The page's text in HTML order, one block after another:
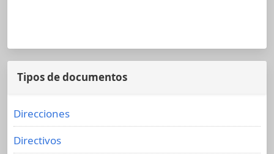
Tipos de documentos
Direcciones
Directivos